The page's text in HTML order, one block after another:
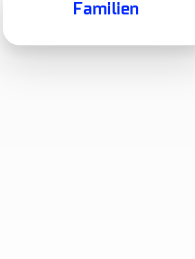
Familien